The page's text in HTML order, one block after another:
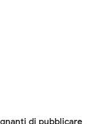
di pubblicare